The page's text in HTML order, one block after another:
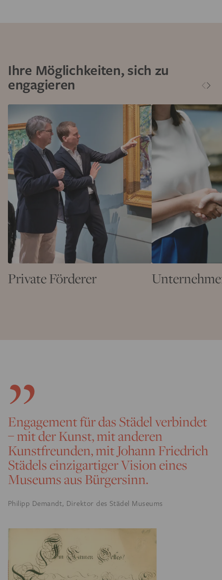
Ihre Möglichkeiten, sich zu
engagieren
Private Förderer
Engagement für das Städel verbindet
– mit der Kunst, mit anderen
Kunstfreunden, mit Johann Friedrich
Städels einzigartiger Vision eines
Museums aus Bürgersinn.
Philipp Demandt, Direktor des Städel Museums